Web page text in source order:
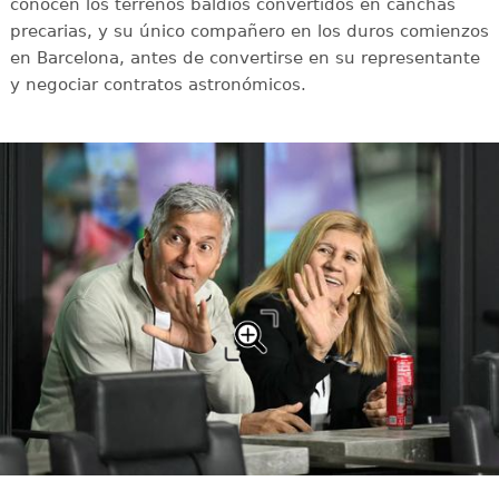
conocen los terrenos baldíos convertidos en canchas
precarias, y su único compañero en los duros comienzos
en Barcelona, antes de convertirse en su representante
y negociar contratos astronómicos.